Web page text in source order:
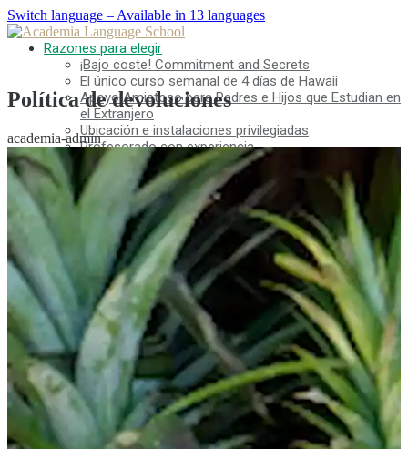
Switch language – Available in 13 languages
Razones para elegir
¡Bajo coste! Commitment and Secrets
El único curso semanal de 4 días de Hawaii
Apoyo Amistoso para Padres e Hijos que Estudian en
el Extranjero
Ubicación e instalaciones privilegiadas
Profesorado con experiencia
¡Divertido! Vida estudiantil Aloha
Acceso a la Universidad
Testimonios
Tarifas
Matrícula para nuevos estudiantes con visados F-1
Matrícula para titulares de visados de no estudiante
(ESTA, e-Visa, etc.)
Matrícula para Kama’aina (ciudadanos
estadounidenses o titulares de la tarjeta verde)
Matrícula para estudiantes actuales y titulares de un
visado de estudiante (F-1)
Tasas de alojamiento
Clases por la tarde para estudiantes transferidos y
actuales
Aplicación
Proceso de solicitud
Política de devoluciones
Formulario de solicitud en línea
Política de devoluciones
academia-admin